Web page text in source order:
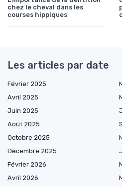
chez le cheval dans les
courses hippiques
Les articles par date
Février 2025
Avril 2025
Juin 2025
Août 2025
Octobre 2025
Décembre 2025
Février 2026
Avril 2026